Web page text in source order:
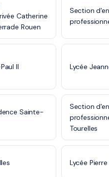
Catherine
Rouen
Section
II Lycée
Sainte-
Section
Tourelles
Lycée